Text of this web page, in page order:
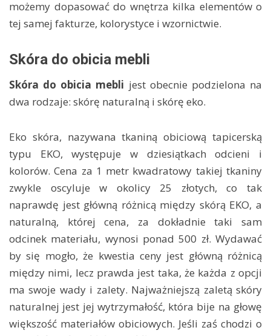
możemy dopasować do wnętrza kilka elementów o
tej samej fakturze, kolorystyce i wzornictwie.
Skóra do obicia mebli
Skóra do obicia mebli jest obecnie podzielona na
dwa rodzaje: skórę naturalną i skórę eko.
Eko skóra, nazywana tkaniną obiciową tapicerską
typu EKO, występuje w dziesiątkach odcieni i
kolorów. Cena za 1 metr kwadratowy takiej tkaniny
zwykle oscyluje w okolicy 25 złotych, co tak
naprawdę jest główną różnicą między skórą EKO, a
naturalną, której cena, za dokładnie taki sam
odcinek materiału, wynosi ponad 500 zł. Wydawać
by się mogło, że kwestia ceny jest główną różnicą
między nimi, lecz prawda jest taka, że każda z opcji
ma swoje wady i zalety. Najważniejszą zaletą skóry
naturalnej jest jej wytrzymałość, która bije na głowę
większość materiałów obiciowych. Jeśli zaś chodzi o